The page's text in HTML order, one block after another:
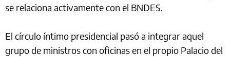
se relaciona activamente con el BNDES.
El círculo íntimo presidencial pasó a integrar aquel
grupo de ministros con oficinas en el propio Palacio del